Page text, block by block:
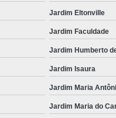
Jardim Eltonville
Jardim Faculdade
Jardim Humberto
Jardim Isaura
Jardim Maria
Jardim Maria do